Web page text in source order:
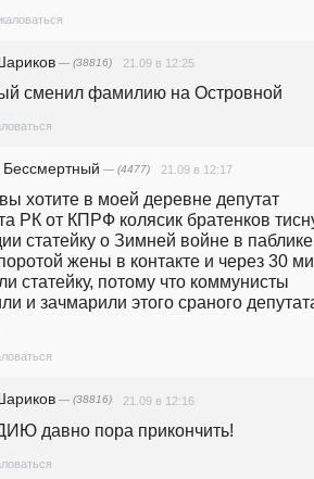
— (38816) 21.09 в 12:25
сменил фамилию на Островной
— (4477) 21.09 в 12:17
хотите в моей деревне депутат
РК от КПРФ колясик братенков
статейку о Зимней войне в паблике
жены в контакте и через 30
статейку, потому что коммунисты
и зачмарили этого сраного
— (38816) 21.09 в 12:16
давно пора прикончить!